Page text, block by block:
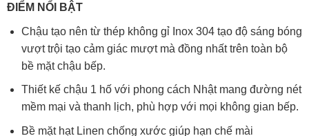
ĐIỂM NỔI BẬT
Chậu tạo nên từ thép không gỉ Inox 304 tạo độ sáng bóng
vượt trội tạo cảm giác mượt mà đồng nhất trên toàn bộ
bề mặt chậu bếp.
Thiết kế chậu 1 hố với phong cách Nhật mang đường nét
mềm mại và thanh lịch, phù hợp với mọi không gian bếp.
Bề mặt hạt Linen chống xước giúp hạn chế mài